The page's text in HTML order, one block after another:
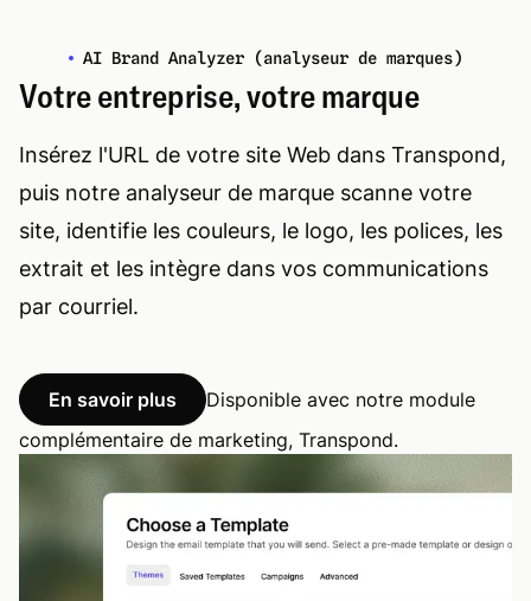
AI Brand Analyzer (analyseur de marques)
Votre entreprise, votre marque
Insérez l'URL de votre site Web dans Transpond,
puis notre analyseur de marque scanne votre
site, identifie les couleurs, le logo, les polices, les
extrait et les intègre dans vos communications
par courriel.
En savoir plus
Disponible avec notre module
complémentaire de marketing, Transpond.